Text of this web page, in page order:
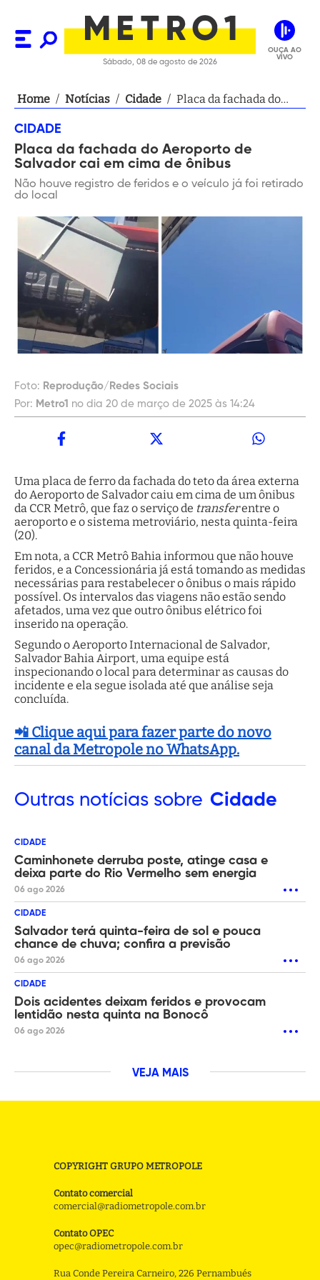
Sábado, 08 de agosto de 2026
OUÇA AO
VIVO
Home / Notícias / Cidade / Placa da fachada do
CIDADE
Placa da fachada do Aeroporto de
Salvador cai em cima de ônibus
Não houve registro de feridos e o veículo já foi retirado
do local
Foto: Reprodução/Redes Sociais
Por: Metro1 no dia 20 de março de 2025 às 14:24
Uma placa de ferro da fachada do teto da área externa
do Aeroporto de Salvador caiu em cima de um ônibus
da CCR Metrô, que faz o serviço de transferentre o
aeroporto e o sistema metroviário, nesta quinta-feira
(20).
Em nota, a CCR Metrô Bahia informou que não houve
feridos, e a Concessionária já está tomando as medidas
necessárias para restabelecer o ônibus o mais rápido
possível. Os intervalos das viagens não estão sendo
afetados, uma vez que outro ônibus elétrico foi
inserido na operação.
Segundo o Aeroporto Internacional de Salvador,
Salvador Bahia Airport, uma equipe está
inspecionando o local para determinar as causas do
incidente e ela segue isolada até que análise seja
concluída.
📲 Clique aqui para fazer parte do novo
canal da Metropole no WhatsApp.
Outras notícias sobre Cidade
CIDADE
Caminhonete derruba poste, atinge casa e
deixa parte do Rio Vermelho sem energia
06 ago 2026
CIDADE
Salvador terá quinta-feira de sol e pouca
chance de chuva; confira a previsão
06 ago 2026
CIDADE
Dois acidentes deixam feridos e provocam
lentidão nesta quinta na Bonocô
06 ago 2026
VEJA MAIS
COPYRIGHT GRUPO METROPOLE
Contato comercial
comercial@radiometropole.com.br
Contato OPEC
opec@radiometropole.com.br
Rua Conde Pereira Carneiro, 226 Pernambués